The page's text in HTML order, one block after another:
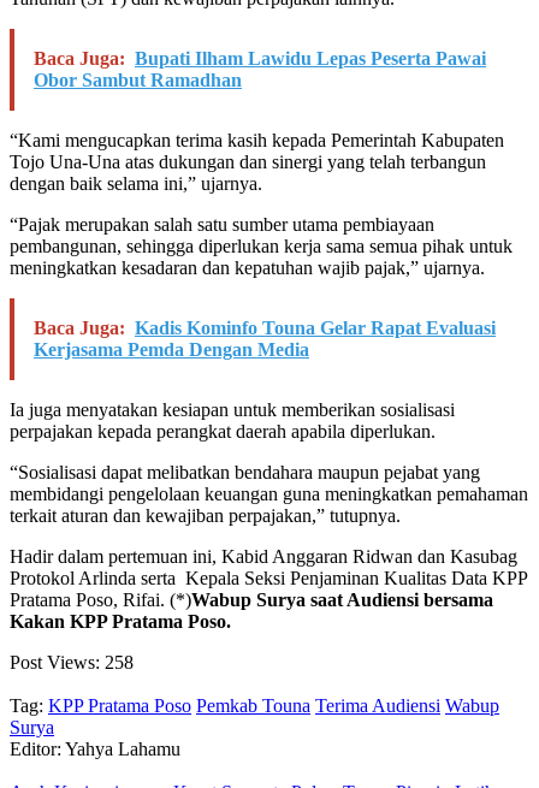
Baca Juga: Bupati Ilham Lawidu Lepas Peserta Pawai
Obor Sambut Ramadhan
“Kami mengucapkan terima kasih kepada Pemerintah Kabupaten
Tojo Una-Una atas dukungan dan sinergi yang telah terbangun
dengan baik selama ini,” ujarnya.
“Pajak merupakan salah satu sumber utama pembiayaan
pembangunan, sehingga diperlukan kerja sama semua pihak untuk
meningkatkan kesadaran dan kepatuhan wajib pajak,” ujarnya.
Baca Juga: Kadis Kominfo Touna Gelar Rapat Evaluasi
Kerjasama Pemda Dengan Media
Ia juga menyatakan kesiapan untuk memberikan sosialisasi
perpajakan kepada perangkat daerah apabila diperlukan.
“Sosialisasi dapat melibatkan bendahara maupun pejabat yang
membidangi pengelolaan keuangan guna meningkatkan pemahaman
terkait aturan dan kewajiban perpajakan,” tutupnya.
Hadir dalam pertemuan ini, Kabid Anggaran Ridwan dan Kasubag
Protokol Arlinda serta Kepala Seksi Penjaminan Kualitas Data KPP
Pratama Poso, Rifai. (*)Wabup Surya saat Audiensi bersama
Kakan KPP Pratama Poso.
Post Views: 258
Tag: KPP Pratama Poso Pemkab Touna Terima Audiensi Wabup
Surya
Editor: Yahya Lahamu